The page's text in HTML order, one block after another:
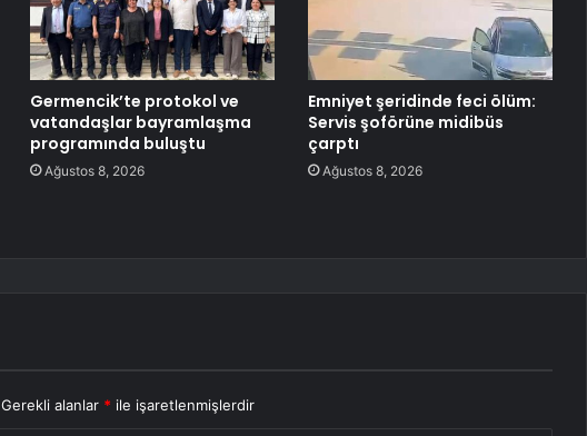
Germencik’te protokol ve
vatandaşlar bayramlaşma
programında buluştu
Ağustos 8, 2026
Emniyet şeridinde feci ölüm:
Servis şoförüne midibüs
çarptı
Ağustos 8, 2026
Gerekli alanlar * ile işaretlenmişlerdir